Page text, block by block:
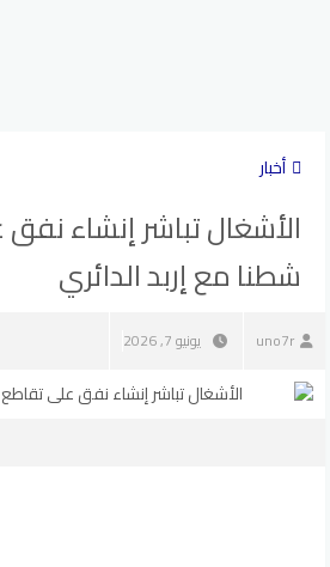
أخبار
الأشغال تباشر إنشاء
شطنا مع إربد الدائري
uno7r يونيو 7, 2026